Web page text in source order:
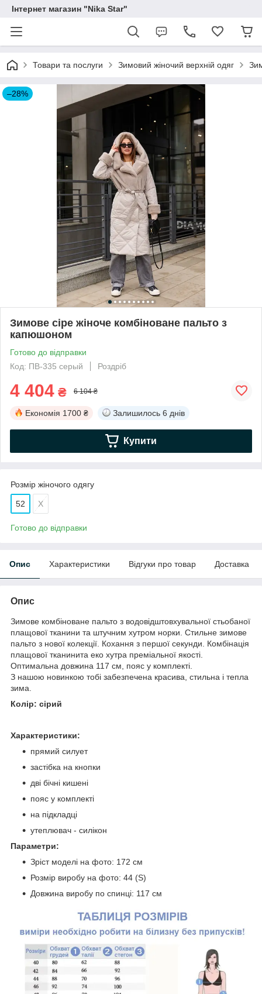
Інтернет магазин "Nika Star"
Товари та послуги Зимовий жіночий верхній одяг
–28%
Зимове сіре жіноче комбіноване пальто з
капюшоном
Готово до відправки
Код: ПВ-335 серый
Роздріб
4 404 ₴ 6 104 ₴
Економія 1700 ₴ Залишилось 6 днів
Купити
Розмір жіночого одягу
52 Х
Готово до відправки
Опис Характеристики Відгуки про товар Доставка
Опис
Зимове комбіноване пальто з водовідштовхувальної стьобаної
плащової тканини та штучним хутром норки. Стильне зимове
пальто з нової колекції. Кохання з першої секунди. Комбінація
плащової тканинита еко хутра преміальної якості.
Оптимальна довжина 117 см, пояс у комплекті.
З нашою новинкою тобі забезпечена красива, стильна і тепла
зима.
Колір: сірий
Характеристики:
прямий силует
застібка на кнопки
дві бічні кишені
пояс у комплекті
на підкладці
утеплювач - силікон
Параметри:
Зріст моделі на фото: 172 см
Розмір виробу на фото: 44 (S)
Довжина виробу по спинці: 117 см